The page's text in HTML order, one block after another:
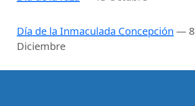
Día de la Inmaculada Concepción — 8
Diciembre